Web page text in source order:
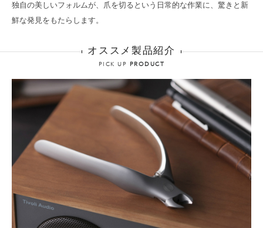
独自の美しいフォルムが、爪を切るという日常的な作業に、驚きと新
鮮な発見をもたらします。
オススメ製品紹介
PICK UP PRODUCT